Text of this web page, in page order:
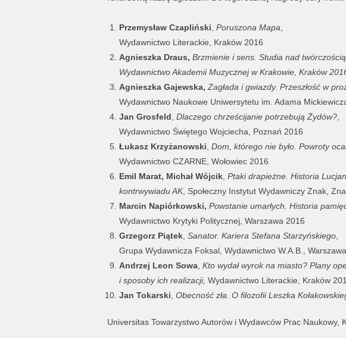
Przemysław Czapliński Poruszona Mapa
Wydawnictwo Literackie, Kraków 2016
Agnieszka Draus, Brzmienie i sens. Studia nad
Wydawnictwo Akademii Muzycznej w Krakowie, Kraków
Agnieszka Gajewska, Zagłada i gwiazdy. Przeszłość w
Wydawnictwo Naukowe Uniwersytetu im. Adama
Jan Grosfeld Dlaczego chrześcijanie potrzebują Żydów?,
Wydawnictwo Świętego Wojciecha, Poznań 2016
Łukasz Krzyżanowski Dom, którego nie było. Powroty
Wydawnictwo CZARNE, Wołowiec 2016
Emil Marat, Michał Wójcik, Ptaki drapieżne. Historia
kontrwywiadu AK, Społeczny Instytut Wydawniczy Znak,
Marcin Napiórkowski, Powstanie umarłych. Historia
Wydawnictwo Krytyki Politycznej, Warszawa 2016
Grzegorz Piątek, Sanator. Kariera Stefana Starzyńskiego,
Grupa Wydawnicza Foksal, Wydawnictwo W.A.B.,
Andrzej Leon Sowa, Kto wydał wyrok na miasto? Plany
i sposoby ich realizacji, Wydawnictwo Literackie, Kraków
Jan Tokarski Obecność zła. O filozofii Leszka
Universitas Towarzystwo Autorów i Wydawców Prac Naukowy,